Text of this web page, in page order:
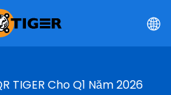
TIGER Cho Q1 Năm 2026